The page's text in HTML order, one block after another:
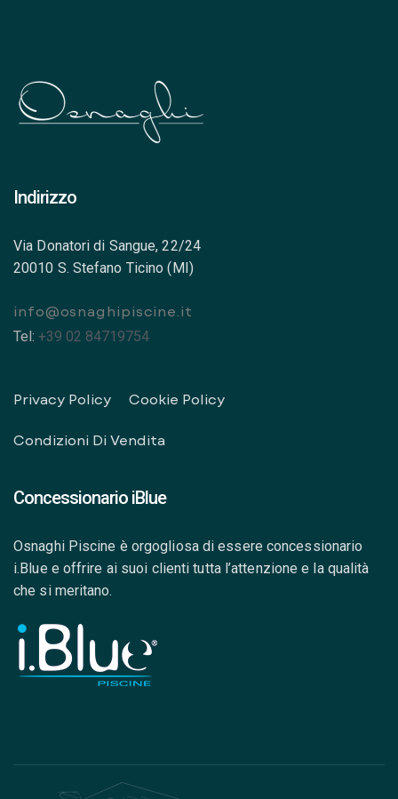
Indirizzo
Via Donatori di Sangue, 22/24
20010 S. Stefano Ticino (MI)
info@osnaghipiscine.it
Tel: +39 02 84719754
Privacy Policy Cookie Policy
Condizioni Di Vendita
Concessionario iBlue
Osnaghi Piscine è orgogliosa di essere concessionario
i.Blue e offrire ai suoi clienti tutta l’attenzione e la qualità
che si meritano.